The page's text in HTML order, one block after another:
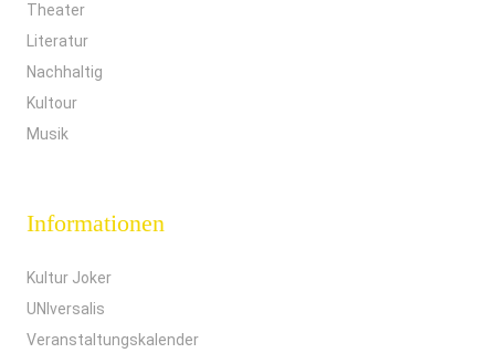
Theater
Literatur
Nachhaltig
Kultour
Musik
Informationen
Kultur Joker
UNIversalis
Veranstaltungskalender